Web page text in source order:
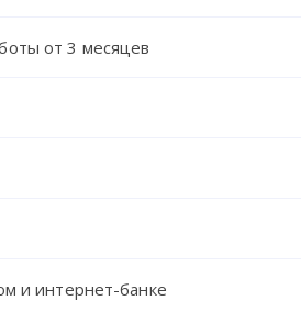
от 3 месяцев
и интернет-банке